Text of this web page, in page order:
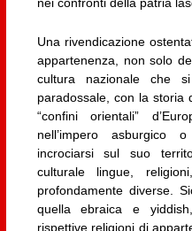
nei confronti della patria
Una rivendicazione
appartenenza, non solo
cultura nazionale che
paradossale, con la storia
“confini orientali”
nell’impero asburgico
incrociarsi sul suo
culturale lingue,
profondamente diverse.
quella ebraica e
rispettive religioni di